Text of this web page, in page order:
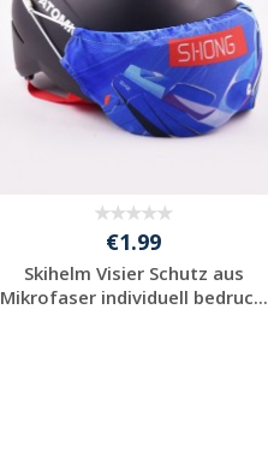
€1.99
Skihelm Visier Schutz aus
Mikrofaser individuell bedruc...